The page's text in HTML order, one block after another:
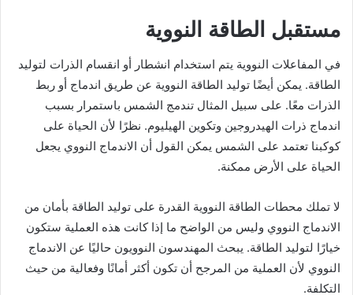
مستقبل الطاقة النووية
في المفاعلات النووية يتم استخدام انشطار أو انقسام الذرات لتوليد
الطاقة. يمكن أيضًا توليد الطاقة النووية عن طريق اندماج أو ربط
الذرات معًا. على سبيل المثال تندمج الشمس باستمرار بسبب
اندماج ذرات الهيدروجين وتكوين الهيليوم. نظرًا لأن الحياة على
كوكبنا تعتمد على الشمس يمكن القول أن الاندماج النووي يجعل
الحياة على الأرض ممكنة.
لا تملك محطات الطاقة النووية القدرة على توليد الطاقة بأمان من
الاندماج النووي وليس من الواضح ما إذا كانت هذه العملية ستكون
خيارًا لتوليد الطاقة. يبحث المهندسون النوويون حاليًا عن الاندماج
النووي لأن العملية من المرجح أن تكون أكثر أمانًا وفعالية من حيث
التكلفة.